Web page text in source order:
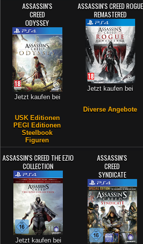
ASSASSIN'S
CREED
ODYSSEY
Jetzt kaufen bei
USK Editionen
PEGI Editionen
Steelbook
Figuren
ASSASSIN'S CREED ROGUE
REMASTERED
Jetzt kaufen bei
Diverse Angebote
ASSASSIN'S CREED THE EZIO
COLLECTION
Jetzt kaufen bei
ASSASSIN'S
CREED
SYNDICATE